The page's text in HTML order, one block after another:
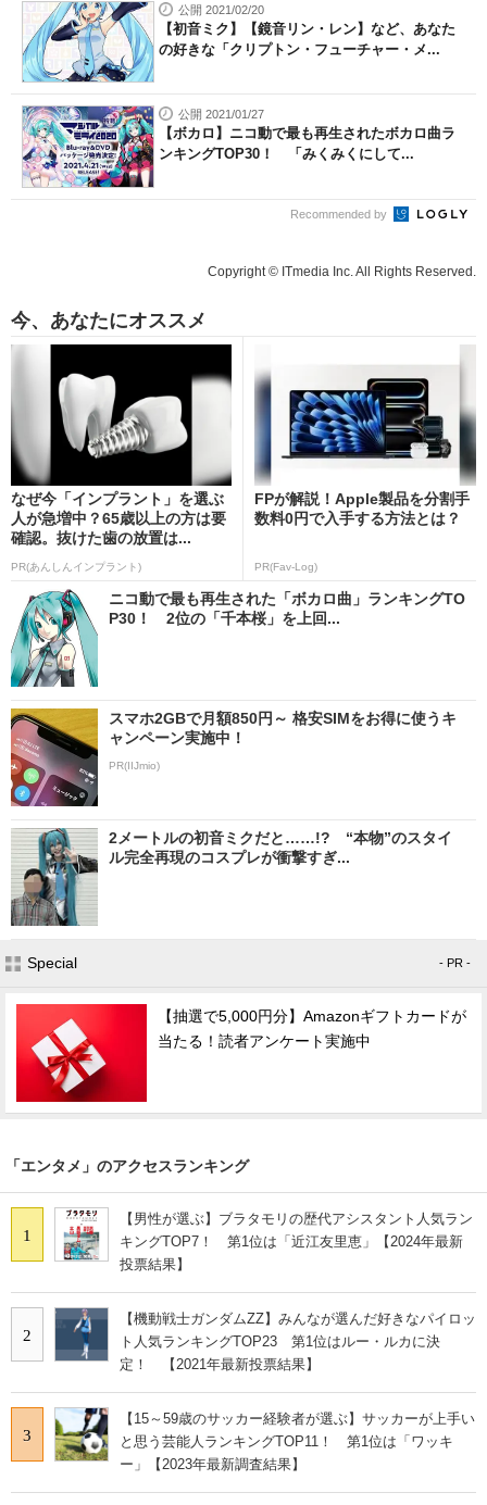
公開 2021/02/20
【初音ミク】【鏡音リン・レン】など、あなた
の好きな「クリプトン・フューチャー・メ...
公開 2021/01/27
【ボカロ】ニコ動で最も再生されたボカロ曲ラ
ンキングTOP30！ 「みくみくにして...
Recommended by
Copyright © ITmedia Inc. All Rights Reserved.
今、あなたにオススメ
なぜ今「インプラント」を選ぶ
人が急増中？65歳以上の方は要
確認。抜けた歯の放置は...
PR(あんしんインプラント)
FPが解説！Apple製品を分割手
数料0円で入手する方法とは？
PR(Fav-Log)
ニコ動で最も再生された「ボカロ曲」ランキングTO
P30！ 2位の「千本桜」を上回...
スマホ2GBで月額850円～ 格安SIMをお得に使うキ
ャンペーン実施中！
PR(IIJmio)
2メートルの初音ミクだと……!? “本物”のスタイ
ル完全再現のコスプレが衝撃すぎ...
Special - PR -
【抽選で5,000円分】Amazonギフトカードが
当たる！読者アンケート実施中
「エンタメ」のアクセスランキング
1
【男性が選ぶ】ブラタモリの歴代アシスタント人気ラン
キングTOP7！ 第1位は「近江友里恵」【2024年最新
投票結果】
2
【機動戦士ガンダムZZ】みんなが選んだ好きなパイロッ
ト人気ランキングTOP23 第1位はルー・ルカに決
定！ 【2021年最新投票結果】
3
【15～59歳のサッカー経験者が選ぶ】サッカーが上手い
と思う芸能人ランキングTOP11！ 第1位は「ワッキ
ー」【2023年最新調査結果】